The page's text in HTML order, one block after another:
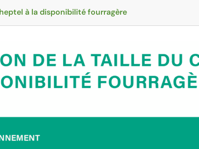
à la disponibilité fourragère